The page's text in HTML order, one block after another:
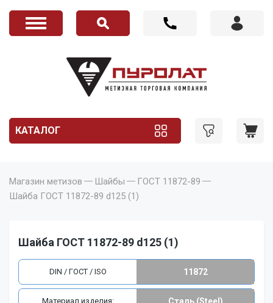
КАТАЛОГ
Магазин метизов Шайбы
ГОСТ 11872-89
Шайба ГОСТ 11872-89 d125 (1)
Шайба ГОСТ 11872-89 d125 (1)
DIN / ГОСТ / ISO 11872
Материал изделия: